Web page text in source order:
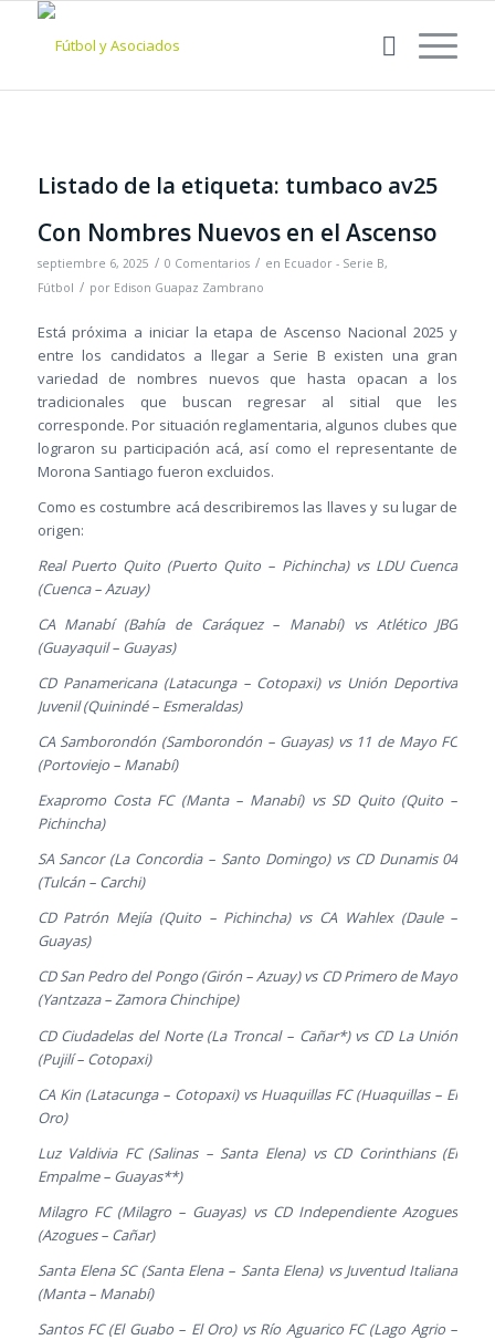
Listado de la etiqueta: tumbaco av25
Con Nombres Nuevos en el Ascenso
septiembre 6, 2025 / 0 Comentarios / en Ecuador - Serie B,
Fútbol / por Edison Guapaz Zambrano
Está próxima a iniciar la etapa de Ascenso Nacional 2025 y
entre los candidatos a llegar a Serie B existen una gran
variedad de nombres nuevos que hasta opacan a los
tradicionales que buscan regresar al sitial que les
corresponde. Por situación reglamentaria, algunos clubes que
lograron su participación acá, así como el representante de
Morona Santiago fueron excluidos.
Como es costumbre acá describiremos las llaves y su lugar de
origen:
Real Puerto Quito (Puerto Quito – Pichincha) vs LDU Cuenca
(Cuenca – Azuay)
CA Manabí (Bahía de Caráquez – Manabí) vs Atlético JBG
(Guayaquil – Guayas)
CD Panamericana (Latacunga – Cotopaxi) vs Unión Deportiva
Juvenil (Quinindé – Esmeraldas)
CA Samborondón (Samborondón – Guayas) vs 11 de Mayo FC
(Portoviejo – Manabí)
Exapromo Costa FC (Manta – Manabí) vs SD Quito (Quito –
Pichincha)
SA Sancor (La Concordia – Santo Domingo) vs CD Dunamis 04
(Tulcán – Carchi)
CD Patrón Mejía (Quito – Pichincha) vs CA Wahlex (Daule –
Guayas)
CD San Pedro del Pongo (Girón – Azuay) vs CD Primero de Mayo
(Yantzaza – Zamora Chinchipe)
CD Ciudadelas del Norte (La Troncal – Cañar*) vs CD La Unión
(Pujilí – Cotopaxi)
CA Kin (Latacunga – Cotopaxi) vs Huaquillas FC (Huaquillas – El
Oro)
Luz Valdivia FC (Salinas – Santa Elena) vs CD Corinthians (El
Empalme – Guayas**)
Milagro FC (Milagro – Guayas) vs CD Independiente Azogues
(Azogues – Cañar)
Santa Elena SC (Santa Elena – Santa Elena) vs Juventud Italiana
(Manta – Manabí)
Santos FC (El Guabo – El Oro) vs Río Aguarico FC (Lago Agrio –